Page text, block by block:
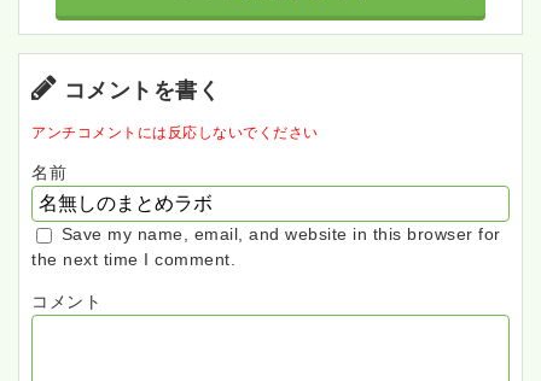
コメントを書く
アンチコメントには反応しないでください
名前
Save my name, email, and website in this browser for
the next time I comment.
コメント